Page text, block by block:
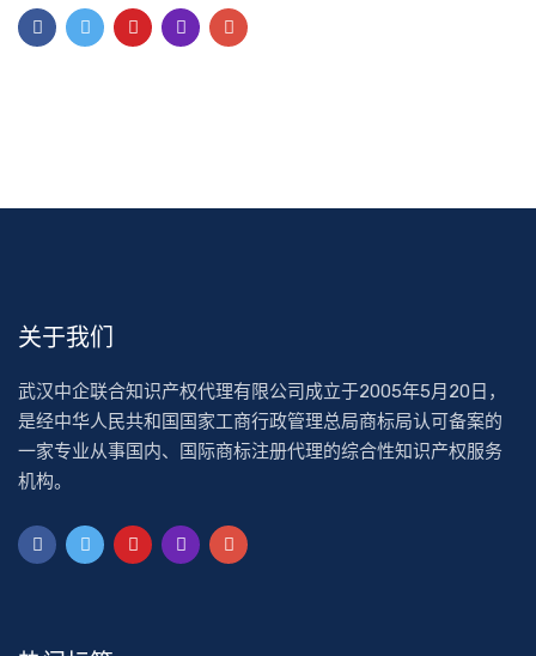
关于我们
武汉中企联合知识产权代理有限公司成立于2005年5月20日，
是经中华人民共和国国家工商行政管理总局商标局认可备案的
一家专业从事国内、国际商标注册代理的综合性知识产权服务
机构。